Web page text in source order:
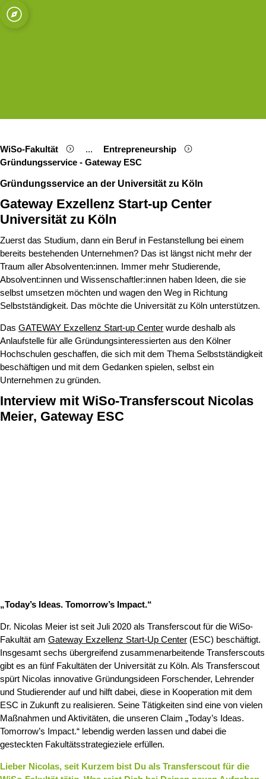
Open quicklink menu
WiSo-Fakultät Show remaining breadcrumb items
...
Entrepreneurship
Gründungsservice - Gateway ESC
Gründungsservice an der Universität zu Köln
Gateway Exzellenz Start-up Center
Universität zu Köln
Zuerst das Studium, dann ein Beruf in Festanstellung bei einem
bereits bestehenden Unternehmen? Das ist längst nicht mehr der
Traum aller Absolventen:innen. Immer mehr Studierende,
Absolvent:innen und Wissenschaftler:innen haben Ideen, die sie
selbst umsetzen möchten und wagen den Weg in Richtung
Selbstständigkeit. Das möchte die Universität zu Köln unterstützen.
Das GATEWAY Exzellenz Start-up Center wurde deshalb als
Anlaufstelle für alle Gründungsinteressierten aus den Kölner
Hochschulen geschaffen, die sich mit dem Thema Selbstständigkeit
beschäftigen und mit dem Gedanken spielen, selbst ein
Unternehmen zu gründen.
Interview mit WiSo-Transferscout Nicolas
Meier, Gateway ESC
„Today’s Ideas. Tomorrow’s Impact.“
Dr. Nicolas Meier ist seit Juli 2020 als Transferscout für die WiSo-
Fakultät am Gateway Exzellenz Start-Up Center (ESC) beschäftigt.
Insgesamt sechs übergreifend zusammenarbeitende Transferscouts
gibt es an fünf Fakultäten der Universität zu Köln. Als Transferscout
spürt Nicolas innovative Gründungsideen Forschender, Lehrender
und Studierender auf und hilft dabei, diese in Kooperation mit dem
ESC in Zukunft zu realisieren. Seine Tätigkeiten sind eine von vielen
Maßnahmen und Aktivitäten, die unseren Claim „Today’s Ideas.
Tomorrow’s Impact.“ lebendig werden lassen und dabei die
gesteckten Fakultätsstrategieziele erfüllen.
Lieber Nicolas, seit Kurzem bist Du als Transferscout für die